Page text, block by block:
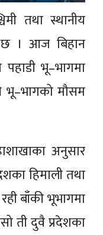
तथा स्थानीय
छ । आज बिहान
भू–भागमा
मौसम
अनुसार
हिमाली तथा
बाँकी भूभागमा
ती दुवै प्रदेशका